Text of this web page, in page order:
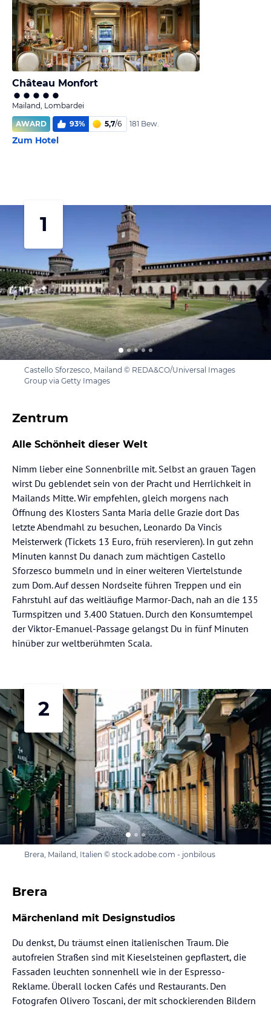
Château Monfort
Mailand, Lombardei
AWARD
93% 5,7/6 181 Bew.
Zum Hotel
1
Castello Sforzesco, Mailand © REDA&CO/Universal Images
Group via Getty Images
Zentrum
Alle Schönheit dieser Welt
Nimm lieber eine Sonnenbrille mit. Selbst an grauen Tagen
wirst Du geblendet sein von der Pracht und Herrlichkeit in
Mailands Mitte. Wir empfehlen, gleich morgens nach
Öffnung des Klosters Santa Maria delle Grazie dort Das
letzte Abendmahl zu besuchen, Leonardo Da Vincis
Meisterwerk (Tickets 13 Euro, früh reservieren). In gut zehn
Minuten kannst Du danach zum mächtigen Castello
Sforzesco bummeln und in einer weiteren Viertelstunde
zum Dom. Auf dessen Nordseite führen Treppen und ein
Fahrstuhl auf das weitläufige Marmor-Dach, nah an die 135
Turmspitzen und 3.400 Statuen. Durch den Konsumtempel
der Viktor-Emanuel-Passage gelangst Du in fünf Minuten
hinüber zur weltberühmten Scala.
2
Brera, Mailand, Italien © stock.adobe.com - jonbilous
Brera
Märchenland mit Designstudios
Du denkst, Du träumst einen italienischen Traum. Die
autofreien Straßen sind mit Kieselsteinen gepflastert, die
Fassaden leuchten sonnenhell wie in der Espresso-
Reklame. Überall locken Cafés und Restaurants. Den
Fotografen Olivero Toscani, der mit schockierenden Bildern